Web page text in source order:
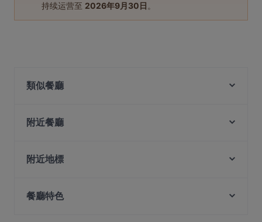
持续运营至 2026年9月30日 。
類似餐廳
#Foodcoholic
Mogambo Singapore
Seafood by the River 滨海湾渔村
附近餐廳
Quay House
Haldi Mexicana
附近地標
Nicoll Highway Station, 新加坡
餐廳特色